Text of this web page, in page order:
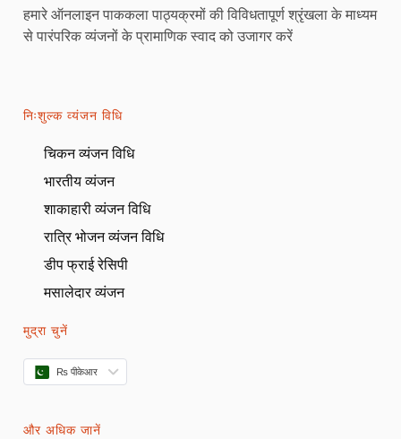
हमारे ऑनलाइन पाककला पाठ्यक्रमों की विविधतापूर्ण श्रृंखला के माध्यम
से पारंपरिक व्यंजनों के प्रामाणिक स्वाद को उजागर करें
निःशुल्क व्यंजन विधि
चिकन व्यंजन विधि
भारतीय व्यंजन
शाकाहारी व्यंजन विधि
रात्रि भोजन व्यंजन विधि
डीप फ्राई रेसिपी
मसालेदार व्यंजन
मुद्रा चुनें
₨ पीकेआर
और अधिक जानें